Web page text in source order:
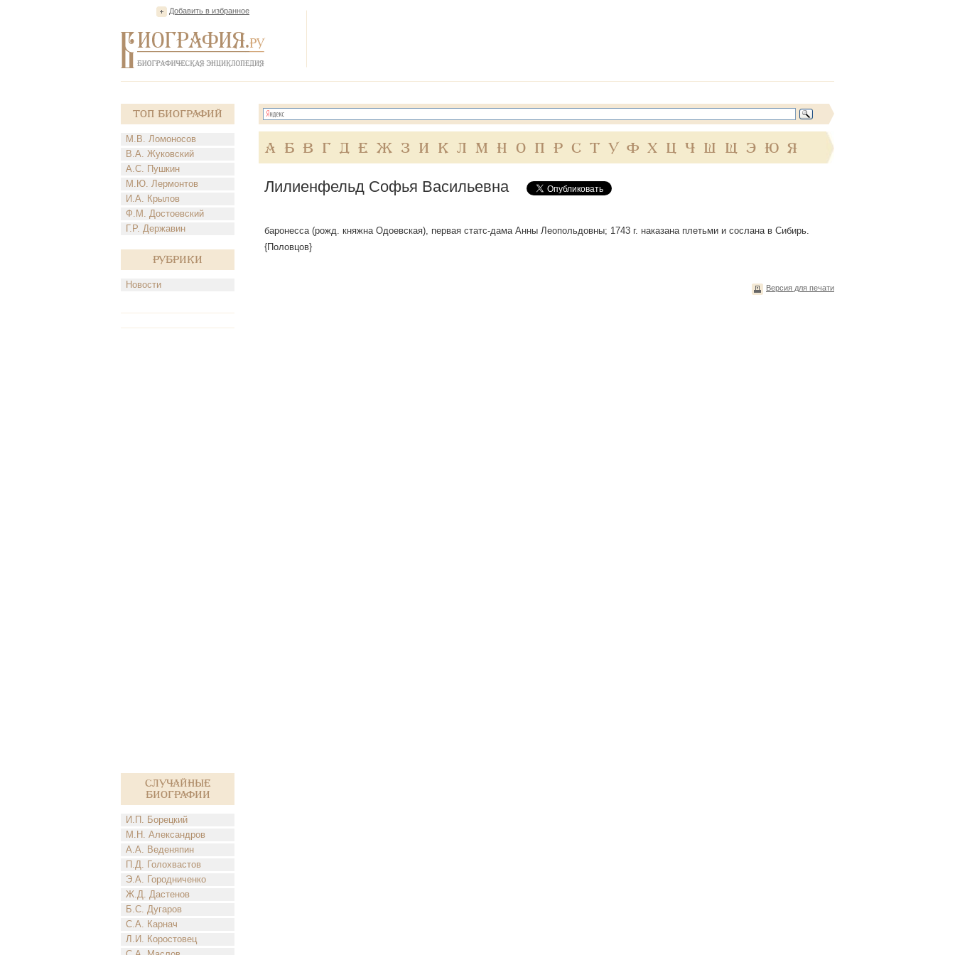
Добавить в избранное
Топ Биографий
М.В. Ломоносов
В.А. Жуковский
А.С. Пушкин
М.Ю. Лермонтов
И.А. Крылов
Ф.М. Достоевский
Г.Р. Державин
Рубрики
Новости
Случайные
биографии
И.П. Борецкий
М.Н. Александров
А.А. Веденяпин
П.Д. Голохвастов
Э.А. Городниченко
Ж.Д. Дастенов
Б.С. Дугаров
С.А. Карнач
Л.И. Коростовец
А Б В Г Д Е Ж З И К Л М Н О П Р С Т У Ф Х Ц Ч Ш Щ Э Ю Я
Лилиенфельд Софья Васильевна
баронесса (рожд. княжна Одоевская), первая статс-дама Анны Леопольдовны; 1743 г. наказана плетьми и сослана в Сибирь.
{Половцов}
Версия для печати